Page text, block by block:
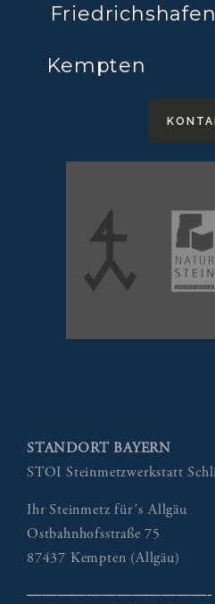
Kempten
STANDORT BAYERN
STOI Steinmetzwerkstatt
Ihr Steinmetz für´s Allgäu
Ostbahnhofsstraße 75
87437 Kempten (Allgäu)
————————————-